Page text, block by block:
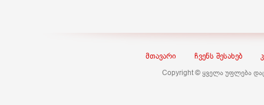
მთავარი ჩვენს შესახებ
Copyright © ყველა უფლება